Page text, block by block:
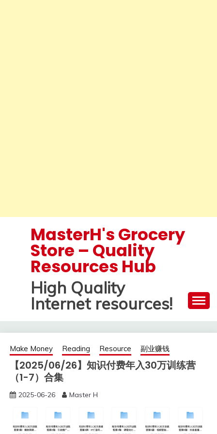
MasterH's Grocery
Store – Quality
Resources Hub
High Quality
Internet resources!
Make Money Reading Resource 副业赚钱
【2025/06/26】知识付费年入30万训练营
（1-7）合集
2025-06-26 Master H